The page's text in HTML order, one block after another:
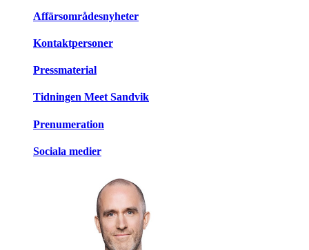
Affärsområdesnyheter
Kontaktpersoner
Pressmaterial
Tidningen Meet Sandvik
Prenumeration
Sociala medier